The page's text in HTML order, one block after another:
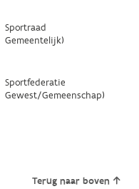
Sportraad
Gemeentelijk)
Sportfederatie
Gewest/Gemeenschap)
Terug naar boven